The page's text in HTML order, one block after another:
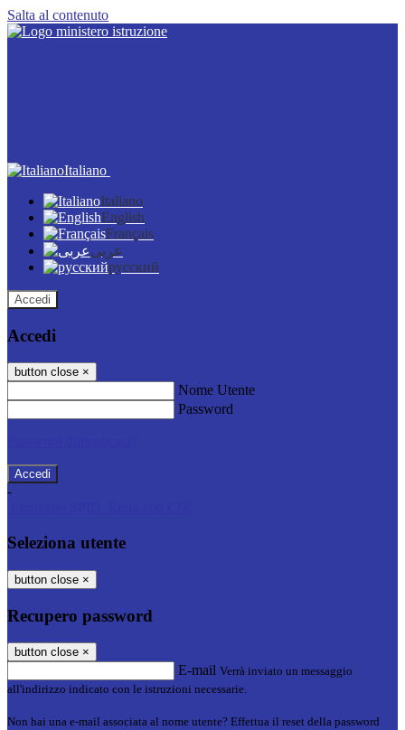
Salta al contenuto
Italiano
Italiano
English
Français
عربى
русский
Accedi
Accedi
button close ×
Nome Utente
Password
-
Seleziona utente
button close ×
Recupero password
button close ×
E-mail Verrà inviato un messaggio
all'indirizzo indicato con le istruzioni necessarie.
Non hai una e-mail associata al nome utente? Effettua il reset della password